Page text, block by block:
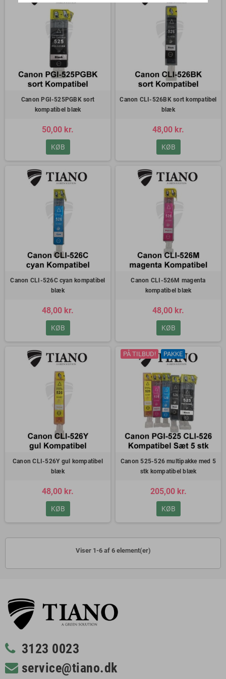
Canon PGI-525PGBK sort
kompatibel blæk
50,00 kr.
KØB
Canon CLI-526BK sort kompatibel
blæk
48,00 kr.
KØB
Canon CLI-526C cyan kompatibel
blæk
48,00 kr.
KØB
Canon CLI-526M magenta
kompatibel blæk
48,00 kr.
KØB
Canon CLI-526Y gul kompatibel
blæk
48,00 kr.
KØB
PÅ TILBUD! PAKKE
Canon 525-526 multipakke med 5
stk kompatibel blæk
205,00 kr.
KØB
Viser 1-6 af 6 element(er)
3123 0023
service@tiano.dk